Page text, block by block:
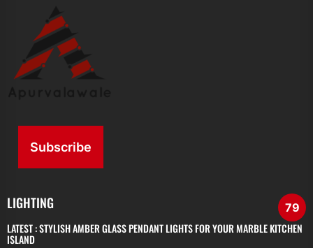
Subscribe
LIGHTING 79
LATEST :STYLISH AMBER GLASS PENDANT LIGHTS FOR YOUR MARBLE KITCHEN
ISLAND